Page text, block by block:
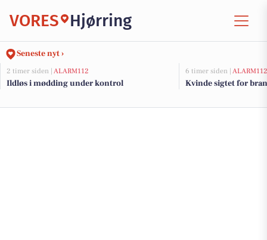
VORES Hjørring
Seneste nyt ›
2 timer siden | ALARM112
Ildløs i mødding under kontrol
6 timer siden | ALARM112
Kvinde sigtet for